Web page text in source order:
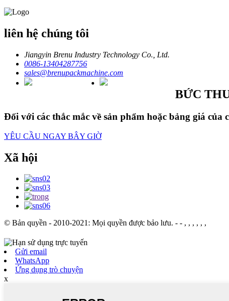
liên hệ chúng tôi
Jiangyin Brenu Industry Technology Co., Ltd.
0086-13404287756
sales@brenupackmachine.com
BỨC
Đối với các thắc mắc về sản phẩm hoặc bảng giá
YÊU CẦU NGAY BÂY GIỜ
Xã hội
© Bản quyền - 2010-2021: Mọi quyền được bảo lưu. - - , , , , , ,
Gửi email
WhatsApp
Ứng dụng trò chuyện
x